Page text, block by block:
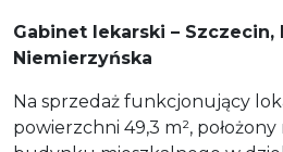
Gabinet lekarski – Szczecin,
Niemierzyńska
Na sprzedaż funkcjonujący
powierzchni 49,3 m²,